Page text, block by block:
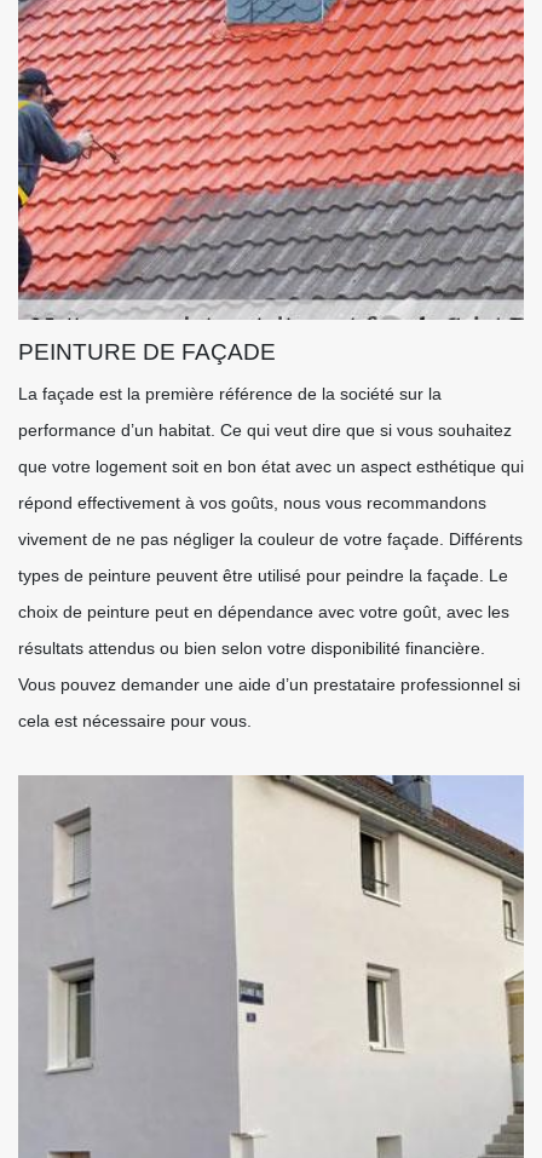
PEINTURE DE FAÇADE
La façade est la première référence de la société sur la
performance d’un habitat. Ce qui veut dire que si vous souhaitez
que votre logement soit en bon état avec un aspect esthétique qui
répond effectivement à vos goûts, nous vous recommandons
vivement de ne pas négliger la couleur de votre façade. Différents
types de peinture peuvent être utilisé pour peindre la façade. Le
choix de peinture peut en dépendance avec votre goût, avec les
résultats attendus ou bien selon votre disponibilité financière.
Vous pouvez demander une aide d’un prestataire professionnel si
cela est nécessaire pour vous.